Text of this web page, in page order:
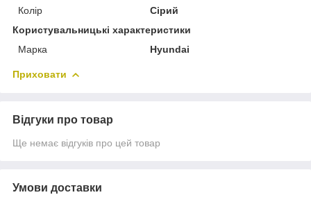
Колір
Сірий
Користувальницькі характеристики
Марка
Hyundai
Приховати
Відгуки про товар
Ще немає відгуків про цей товар
Умови доставки